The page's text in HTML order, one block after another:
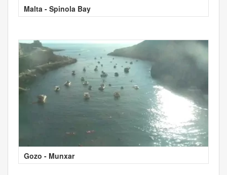
Malta - Spinola Bay
Gozo - Munxar